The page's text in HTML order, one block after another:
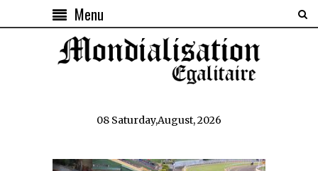
Menu
08 Saturday,August, 2026